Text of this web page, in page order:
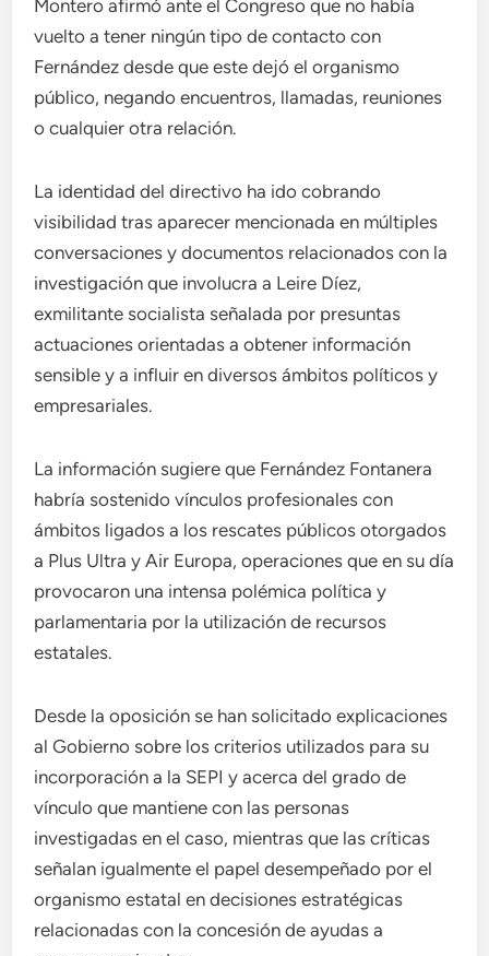
Montero afirmó ante el Congreso que no había
vuelto a tener ningún tipo de contacto con
Fernández desde que este dejó el organismo
público, negando encuentros, llamadas, reuniones
o cualquier otra relación.
La identidad del directivo ha ido cobrando
visibilidad tras aparecer mencionada en múltiples
conversaciones y documentos relacionados con la
investigación que involucra a Leire Díez,
exmilitante socialista señalada por presuntas
actuaciones orientadas a obtener información
sensible y a influir en diversos ámbitos políticos y
empresariales.
La información sugiere que Fernández Fontanera
habría sostenido vínculos profesionales con
ámbitos ligados a los rescates públicos otorgados
a Plus Ultra y Air Europa, operaciones que en su día
provocaron una intensa polémica política y
parlamentaria por la utilización de recursos
estatales.
Desde la oposición se han solicitado explicaciones
al Gobierno sobre los criterios utilizados para su
incorporación a la SEPI y acerca del grado de
vínculo que mantiene con las personas
investigadas en el caso, mientras que las críticas
señalan igualmente el papel desempeñado por el
organismo estatal en decisiones estratégicas
relacionadas con la concesión de ayudas a